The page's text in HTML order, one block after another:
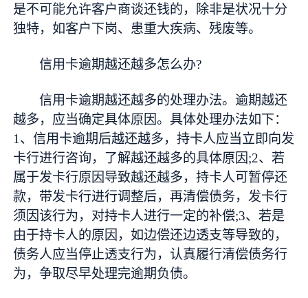
是不可能允许客户商谈还钱的，除非是状况十分
独特，如客户下岗、患重大疾病、残废等。
信用卡逾期越还越多怎么办?
信用卡逾期越还越多的处理办法。逾期越还
越多，应当确定具体原因。具体处理办法如下：
1、信用卡逾期后越还越多，持卡人应当立即向发
卡行进行咨询，了解越还越多的具体原因;2、若
属于发卡行原因导致越还越多，持卡人可暂停还
款，带发卡行进行调整后，再清偿债务，发卡行
须因该行为，对持卡人进行一定的补偿;3、若是
由于持卡人的原因，如边偿还边透支等导致的，
债务人应当停止透支行为，认真履行清偿债务行
为，争取尽早处理完逾期负债。